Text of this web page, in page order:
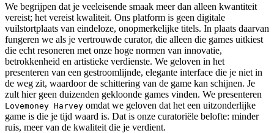
We begrijpen dat je veeleisende smaak meer dan alleen kwantiteit
vereist; het vereist kwaliteit. Ons platform is geen digitale
vuilstortplaats van eindeloze, onopmerkelijke titels. In plaats daarvan
fungeren we als je vertrouwde curator, die alleen die games uitkiest
die echt resoneren met onze hoge normen van innovatie,
betrokkenheid en artistieke verdienste. We geloven in het
presenteren van een gestroomlijnde, elegante interface die je niet in
de weg zit, waardoor de schittering van de game kan schijnen. Je
zult hier geen duizenden gekloonde games vinden. We presenteren
Lovemoney Harvey omdat we geloven dat het een uitzonderlijke
game is die je tijd waard is. Dat is onze curatoriële belofte: minder
ruis, meer van de kwaliteit die je verdient.